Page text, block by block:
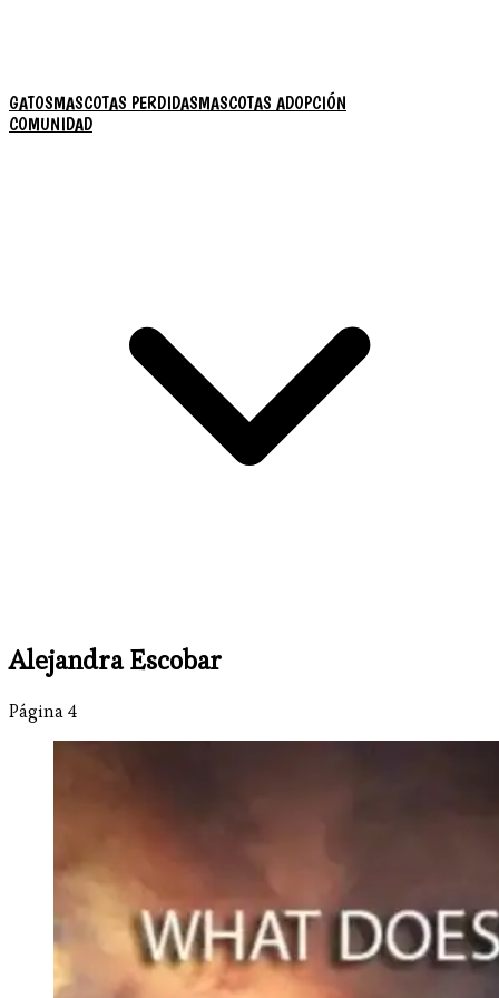
GATOSMASCOTAS PERDIDASMASCOTAS ADOPCIÓN
COMUNIDAD
Alejandra Escobar
Página 4